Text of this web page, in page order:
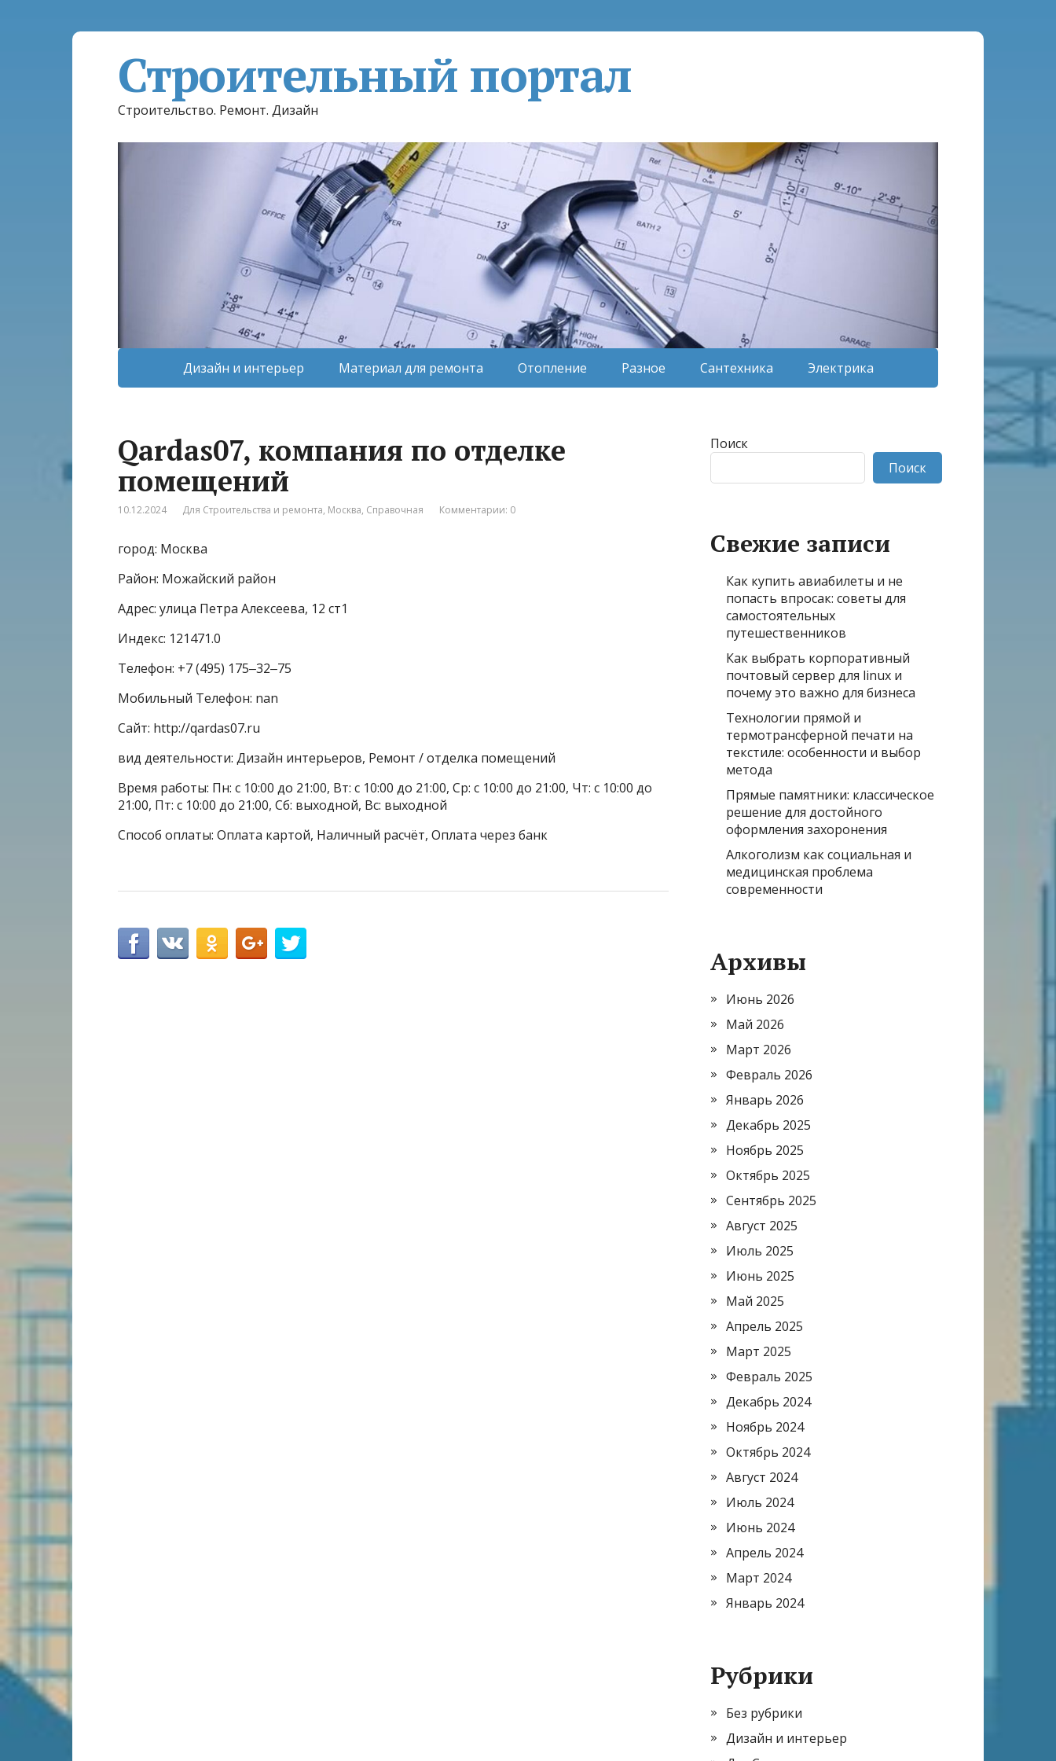
Строительный портал
Строительство. Ремонт. Дизайн
Дизайн и интерьер Материал для ремонта Отопление Разное Сантехника Электрика
Qardas07, компания по отделке
помещений
10.12.2024 Для Строительства и ремонта, Москва, Справочная Комментарии: 0
город: Москва
Район: Можайский район
Адрес: улица Петра Алексеева, 12 ст1
Индекс: 121471.0
Телефон: +7 (495) 175‒32‒75
Мобильный Телефон: nan
Сайт: http://qardas07.ru
вид деятельности: Дизайн интерьеров, Ремонт / отделка помещений
Время работы: Пн: с 10:00 до 21:00, Вт: с 10:00 до 21:00, Ср: с 10:00 до 21:00, Чт: с 10:00 до
21:00, Пт: с 10:00 до 21:00, Сб: выходной, Вс: выходной
Способ оплаты: Оплата картой, Наличный расчёт, Оплата через банк
Поиск
Поиск
Свежие записи
Как купить авиабилеты и не
попасть впросак: советы для
самостоятельных
путешественников
Как выбрать корпоративный
почтовый сервер для linux и
почему это важно для бизнеса
Технологии прямой и
термотрансферной печати на
текстиле: особенности и выбор
метода
Прямые памятники: классическое
решение для достойного
оформления захоронения
Алкоголизм как социальная и
медицинская проблема
современности
Архивы
Июнь 2026
Май 2026
Март 2026
Февраль 2026
Январь 2026
Декабрь 2025
Ноябрь 2025
Октябрь 2025
Сентябрь 2025
Август 2025
Июль 2025
Июнь 2025
Май 2025
Апрель 2025
Март 2025
Февраль 2025
Декабрь 2024
Ноябрь 2024
Октябрь 2024
Август 2024
Июль 2024
Июнь 2024
Апрель 2024
Март 2024
Январь 2024
Рубрики
Без рубрики
Дизайн и интерьер